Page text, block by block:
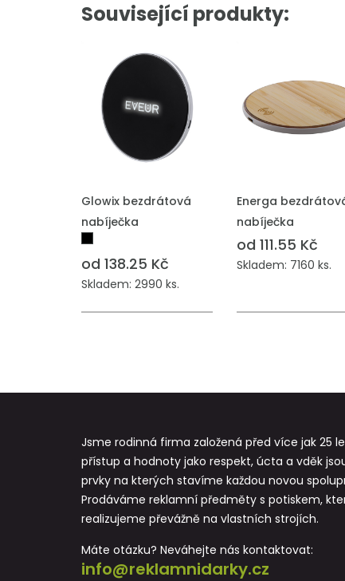
Související produkty:
PŘIDAT DO POPTÁVKY
Glowix bezdrátová
nabíječka
od 138.25 Kč
Skladem: 2990 ks.
PŘIDAT DO
Energa
nabíječka
od 111.55 Kč
Skladem: 7160 ks.
Jsme rodinná firma založená před více jak 25
přístup a hodnoty jako respekt, úcta a vděk
prvky na kterých stavíme každou novou
Prodáváme reklamní předměty s potiskem,
realizujeme převážně na vlastních strojích.
Máte otázku? Neváhejte nás kontaktovat:
info@reklamnidarky.cz